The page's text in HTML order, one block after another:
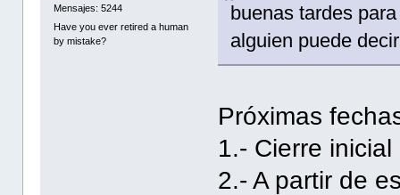
Mensajes: 5244
Have you ever retired a human
by mistake?
buenas tardes
alguien puede
Próximas
1.- Cierre
2.- A partir de